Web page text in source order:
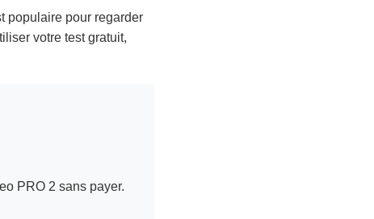
populaire pour regarder
votre test gratuit,
PRO 2 sans payer.